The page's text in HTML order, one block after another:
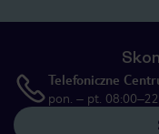
Telefoniczne
pon. – pt.